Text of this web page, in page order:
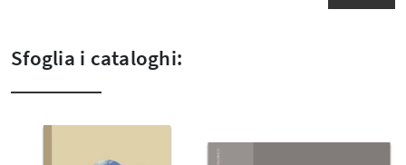
Sfoglia i cataloghi: